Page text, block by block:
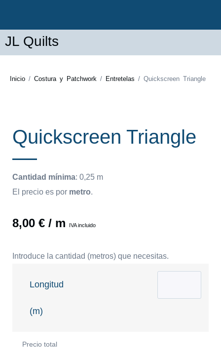
JL Quilts
Inicio / Costura y Patchwork / Entretelas / Quickscreen Triangle
Quickscreen Triangle
Cantidad mínima: 0,25 m
El precio es por metro.
8,00 € / m IVA incluido
Introduce la cantidad (metros) que necesitas.
Longitud
(m)
Precio total